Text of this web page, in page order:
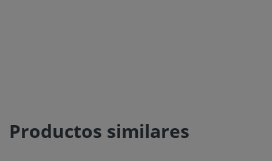
Productos similares